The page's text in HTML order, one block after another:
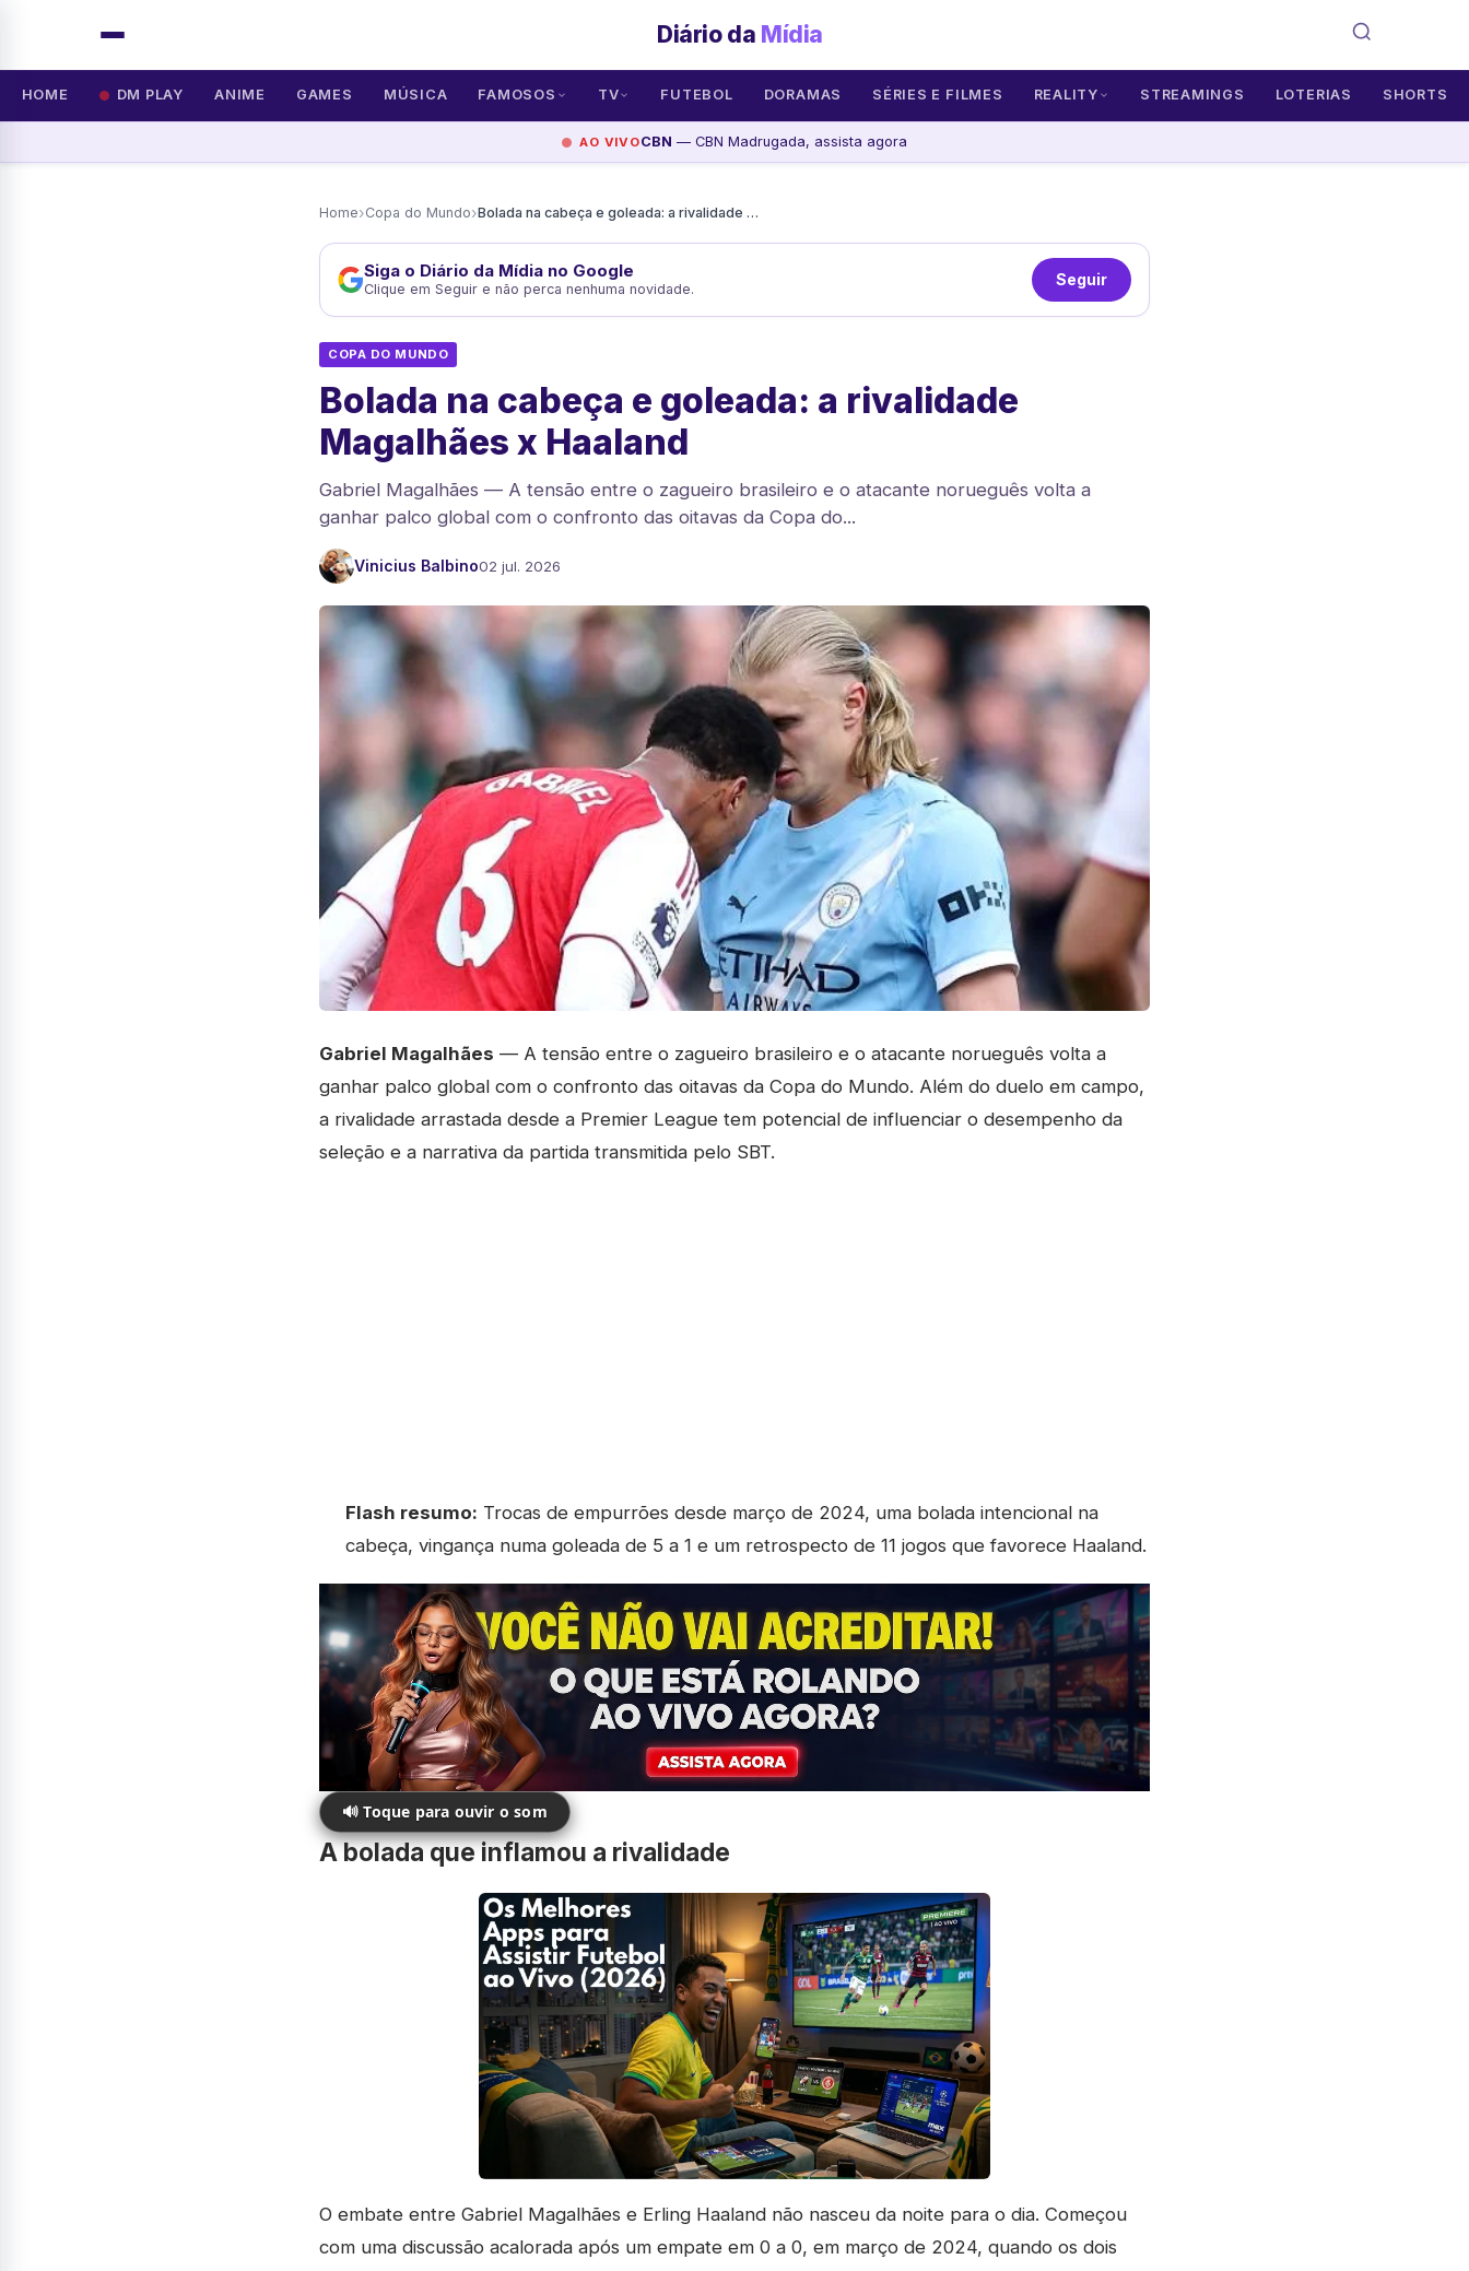
Diário da Mídia
HOME DM PLAY ANIME GAMES MÚSICA FAMOSOS TV FUTEBOL DORAMAS SÉRIES E FILMES REALITY STREAMINGS LOTERIAS SHORTS
AO VIVOCBN — CBN Madrugada, assista agora
Home›Copa do Mundo› Bolada na cabeça e goleada: a rivalidade Magalhães x Haaland
Siga o Diário da Mídia no Google
Clique em Seguir e não perca nenhuma novidade.
Seguir
COPA DO MUNDO
Bolada na cabeça e goleada: a rivalidade
Magalhães x Haaland
Gabriel Magalhães — A tensão entre o zagueiro brasileiro e o atacante norueguês volta a
ganhar palco global com o confronto das oitavas da Copa do...
Vinicius Balbino02 jul. 2026
Gabriel Magalhães — A tensão entre o zagueiro brasileiro e o atacante norueguês volta a
ganhar palco global com o confronto das oitavas da Copa do Mundo. Além do duelo em campo,
a rivalidade arrastada desde a Premier League tem potencial de influenciar o desempenho da
seleção e a narrativa da partida transmitida pelo SBT.
Flash resumo: Trocas de empurrões desde março de 2024, uma bolada intencional na
cabeça, vingança numa goleada de 5 a 1 e um retrospecto de 11 jogos que favorece Haaland.
🔊 Toque para ouvir o som
A bolada que inflamou a rivalidade
O embate entre Gabriel Magalhães e Erling Haaland não nasceu da noite para o dia. Começou
com uma discussão acalorada após um empate em 0 a 0, em março de 2024, quando os dois